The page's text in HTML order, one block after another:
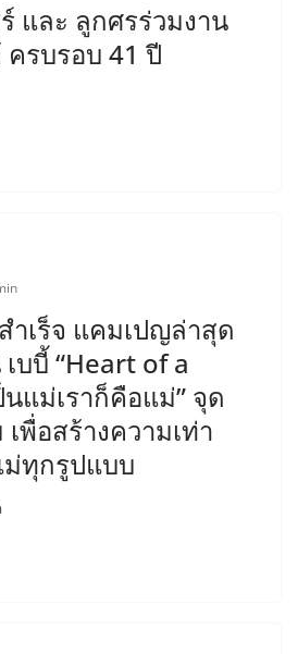
และ ลูกศรร่วมงาน
ครบรอบ 41 ปี
ำเร็จ แคมเปญล่าสุด
บบี้ “Heart of a
แม่เราก็คือแม่” จุด
พื่อสร้างความเท่า
ทุกรูปแบบ